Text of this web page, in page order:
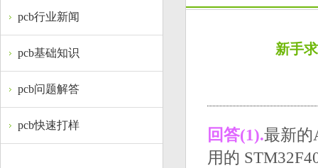
pcb行业新闻
pcb基础知识
pcb问题解答
pcb快速打样
新手
回答(1).最新的
用的